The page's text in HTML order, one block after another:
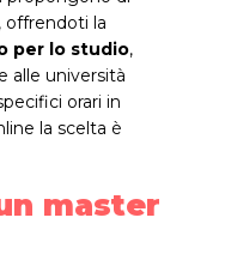
offrendoti la
per lo studio,
alle università
orari in
la scelta è
master